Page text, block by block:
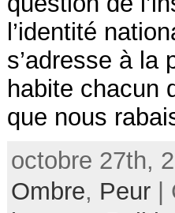
l’identité
s’adresse à la
habite chacun
que nous
octobre 27th,
Ombre, Peur|